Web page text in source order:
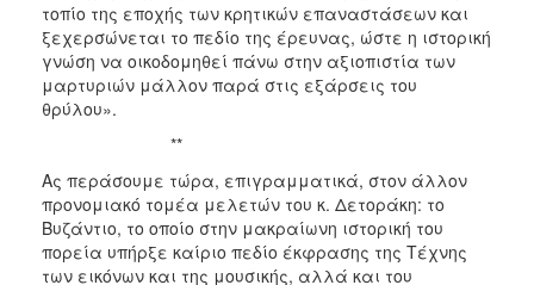
τοπίο της εποχής των κρητικών επαναστάσεων και
ξεχερσώνεται το πεδίο της έρευνας, ώστε η ιστορική
γνώση να οικοδομηθεί πάνω στην αξιοπιστία των
μαρτυριών μάλλον παρά στις εξάρσεις του
θρύλου».
**
Ας περάσουμε τώρα, επιγραμματικά, στον άλλον
προνομιακό τομέα μελετών του κ. Δετοράκη: το
Βυζάντιο, το οποίο στην μακραίωνη ιστορική του
πορεία υπήρξε καίριο πεδίο έκφρασης της Τέχνης
των εικόνων και της μουσικής, αλλά και του